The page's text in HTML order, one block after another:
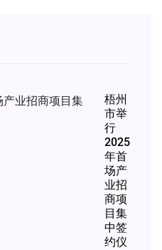
梧州
市举
行
2025
年首
场产
业招
商项
目集
中签
约仪